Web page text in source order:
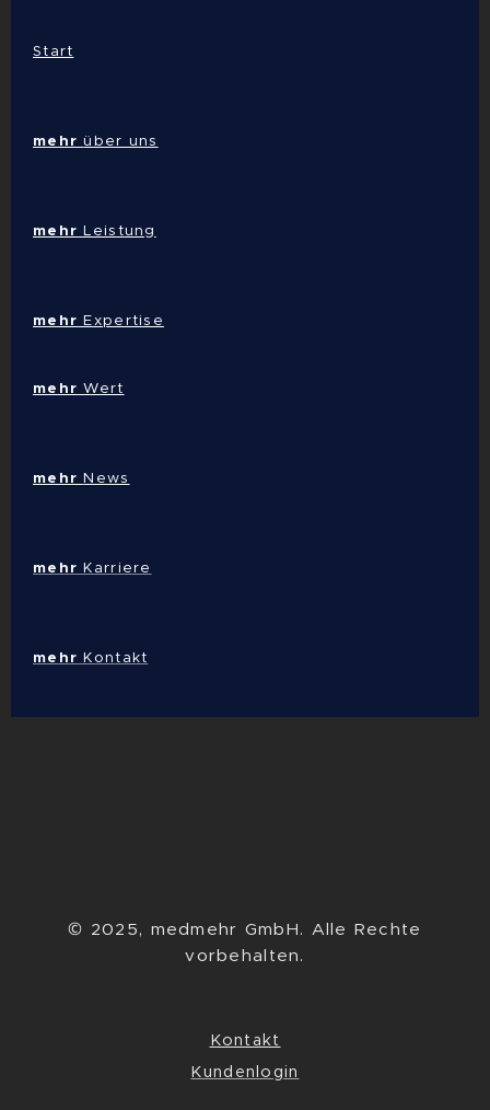
Start
mehrüber uns
mehr Leistung
mehr Expertise
mehr Wert
mehrNews
mehr Karriere
mehr Kontakt
© 2025, medmehr GmbH. Alle Rechte
vorbehalten.
Kontakt
Kundenlogin